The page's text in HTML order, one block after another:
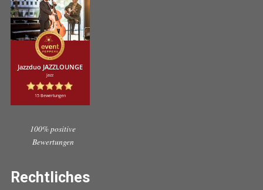
100% positive
Bewertungen
Rechtliches